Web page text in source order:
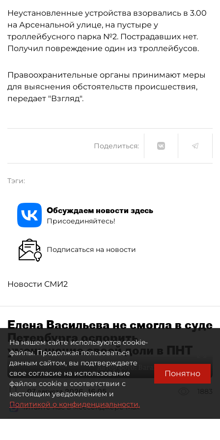
Неустановленные устройства взорвались в 3.00
на Арсенальной улице, на пустыре у
троллейбусного парка №2. Пострадавших нет.
Получил повреждение один из троллейбусов.
Правоохранительные органы принимают меры
для выяснения обстоятельств происшествия,
передает "Взгляд".
Поделиться:
Тэги:
Обсуждаем новости здесь
Присоединяйтесь!
Подписаться на новости
Новости СМИ2
Елена Васильева не смогла в суде
Петербурга оспорить
уменьшение своей доли в ПНТ
Автор фото: Ваганов Антон / "ДП"
07 августа 2026 16:05
1883
Читайте нас в мессенджере Max
На нашем сайте используются cookie-
файлы. Продолжая пользоваться
данным сайтом, вы подтверждаете
свое согласие на использование
файлов cookie в соответствии с
настоящим уведомлением и
Политикой о конфиденциальности.
Понятно